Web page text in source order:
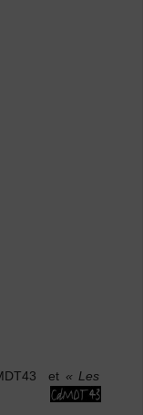
et « Les